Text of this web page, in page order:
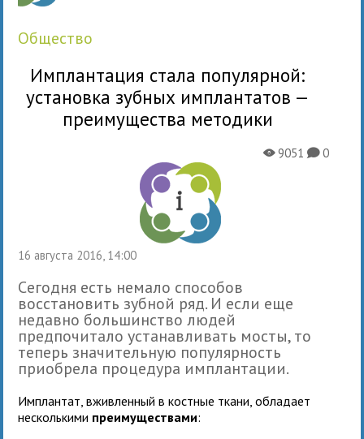
общество
Имплантация стала популярной:
установка зубных имплантатов —
преимущества методики
16 августа 2016, 14:00
X9051K0
Cегодня есть немало способов
восстановить зубной ряд. И если еще
недавно большинство людей
предпочитало устанавливать мосты, то
теперь значительную популярность
приобрела процедура имплантации.
Имплантат, вживленный в костные ткани, обладает
несколькими преимуществами: